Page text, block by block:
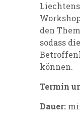
den
sodass
können.
Termin
Dauer: